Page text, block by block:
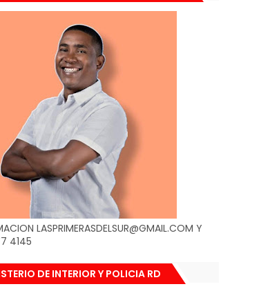
LASPRIMERASDELSUR@GMAIL.COM Y
4145
DE INTERIOR Y POLICIA RD